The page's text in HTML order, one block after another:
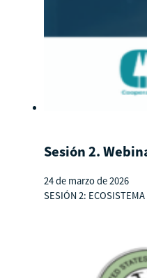
Sesión 2.
24 de marzo de 2026
SESIÓN 2: